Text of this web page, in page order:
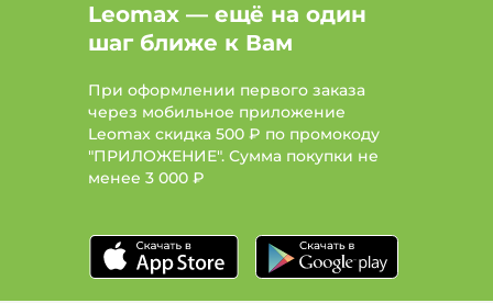
Leomax — ещё на один
шаг ближе к Вам
При оформлении первого заказа
через мобильное приложение
Leomax скидка 500 ₽ по промокоду
"ПРИЛОЖЕНИЕ". Сумма покупки не
менее 3 000 ₽